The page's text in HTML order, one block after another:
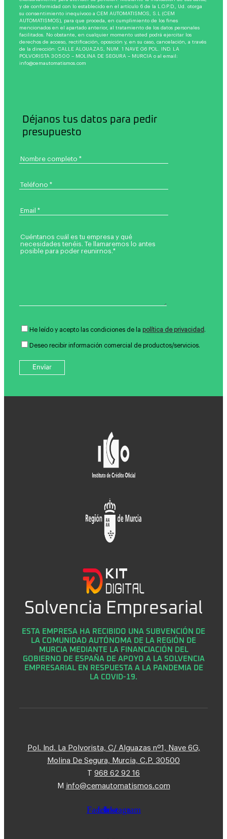
y de conformidad con lo establecido en el artículo 6 de la L.O.P.D., Ud. otorga
su consentimiento inequívoco a CEM AUTOMATISMOS, S.L (CEM
AUTOMATISMOS), para que proceda, en cumplimiento de los fines
mencionados en el apartado anterior, al tratamiento de los datos personales
facilitados. No obstante, en cualquier momento usted podrá ejercitar los
derechos de acceso, rectificación, oposición y, en su caso, cancelación, a través
de la dirección: CALLE ALGUAZAS, NUM. 1 NAVE G6 POL. IND. LA
POLVORISTA 30500 – MOLINA DE SEGURA – MURCIA o al email:
info@cemautomatismos.com
Déjanos tus datos para pedir
presupuesto
He leído y acepto las condiciones de la política de privacidad .
Deseo recibir información comercial de productos/servicios.
Solvencia Empresarial
ESTA EMPRESA HA RECIBIDO UNA SUBVENCIÓN DE
LA COMUNIDAD AUTÓNOMA DE LA REGIÓN DE
MURCIA MEDIANTE LA FINANCIACIÓN DEL
GOBIERNO DE ESPAÑA DE APOYO A LA SOLVENCIA
EMPRESARIAL EN RESPUESTA A LA PANDEMIA DE
LA COVID-19.
Pol. Ind. La Polvorista, C/ Alguazas nº1, Nave 6G,
Molina De Segura, Murcia, C.P. 30500
968 62 92 16
M info@cemautomatismos.com
Facebook
Linkedin
Instagram